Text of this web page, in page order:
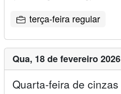
terça-feira regular
Qua, 18 de fevereiro 2026
Quarta-feira de cinzas